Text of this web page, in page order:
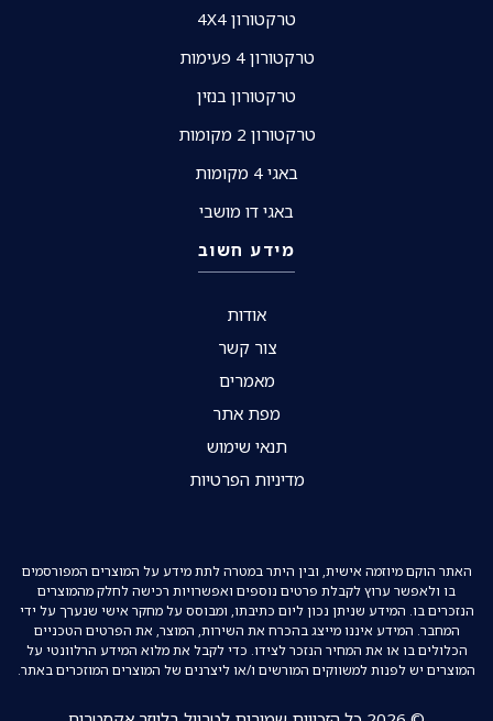
טרקטורון 4X4
טרקטורון 4 פעימות
טרקטורון בנזין
טרקטורון 2 מקומות
באגי 4 מקומות
באגי דו מושבי
מידע חשוב
אודות
צור קשר
מאמרים
מפת אתר
תנאי שימוש
מדיניות הפרטיות
האתר הוקם מיוזמה אישית, ובין היתר במטרה לתת מידע על המוצרים המפורסמים
בו ולאפשר ערוץ לקבלת פרטים נוספים ואפשרויות רכישה לחלק מהמוצרים
הנזכרים בו. המידע שניתן נכון ליום כתיבתו, ומבוסס על מחקר אישי שנערך על ידי
המחבר. המידע איננו מייצג בהכרח את השירות, המוצר, את הפרטים הטכניים
הכלולים בו או את המחיר הנזכר לצידו. כדי לקבל את מלוא המידע הרלוונטי על
המוצרים יש לפנות למשווקים המורשים ו/או ליצרנים של המוצרים המוזכרים באתר.